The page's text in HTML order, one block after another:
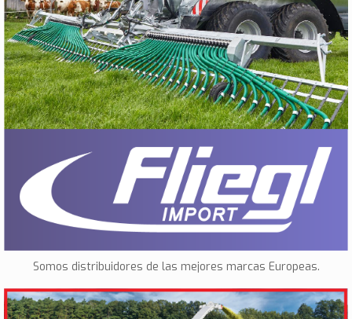
Import
Somos distribuidores de las mejores marcas Europeas.